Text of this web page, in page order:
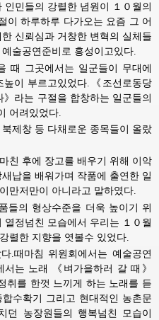
민들의 강렬한 념원이 １０월의
이 하루하루 다가오는 요즘 그 어
신뢰심과 거창한 변혁의 실체들
술공연준비로 흥성이고있다.
때 그곳에서는 일군들이 무대에
이 부르고있었다.《조선로동당
라는 구절을 합창하는 일군들의
어려있었다.
제창 등 다채로운 종목들이 올랐
친 후에 장고를 배우기 위해 이악
납을 배워가며 작품에 출연한 일
만저만이 아니라고 말하였다.
들의 형상수준을 더욱 높이기 위
정넘친 모습에서 우리는 １０월
렬한 지향을 엿볼수 있었다.
.때마침 위원회에서는 예술공연
서는 노래 《벼가을하러 갈 때》
취를 한껏 느끼게 하는 노래를 듣
수확기 그리고 현대적인 농촌문
던 농장원들의 행복넘친 모습이